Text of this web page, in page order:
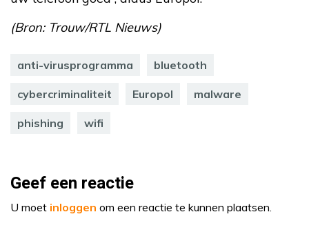
(Bron: Trouw/RTL Nieuws)
anti-virusprogramma bluetooth
cybercriminaliteit Europol malware
phishing wifi
Geef een reactie
U moet inloggen om een reactie te kunnen plaatsen.